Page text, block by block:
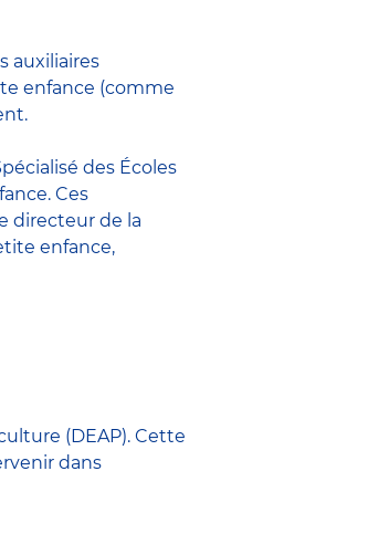
auxiliaires
enfance (comme
des Écoles
Ces
directeur de la
enfance,
(DEAP). Cette
dans